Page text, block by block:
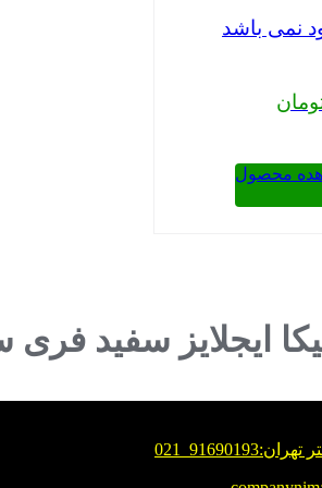
نمی باشد
بود.
محصول
ایجلایز سفید